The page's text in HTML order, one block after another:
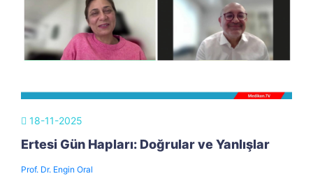
18-11-2025
Ertesi Gün Hapları: Doğrular ve Yanlışlar
Prof. Dr. Engin Oral